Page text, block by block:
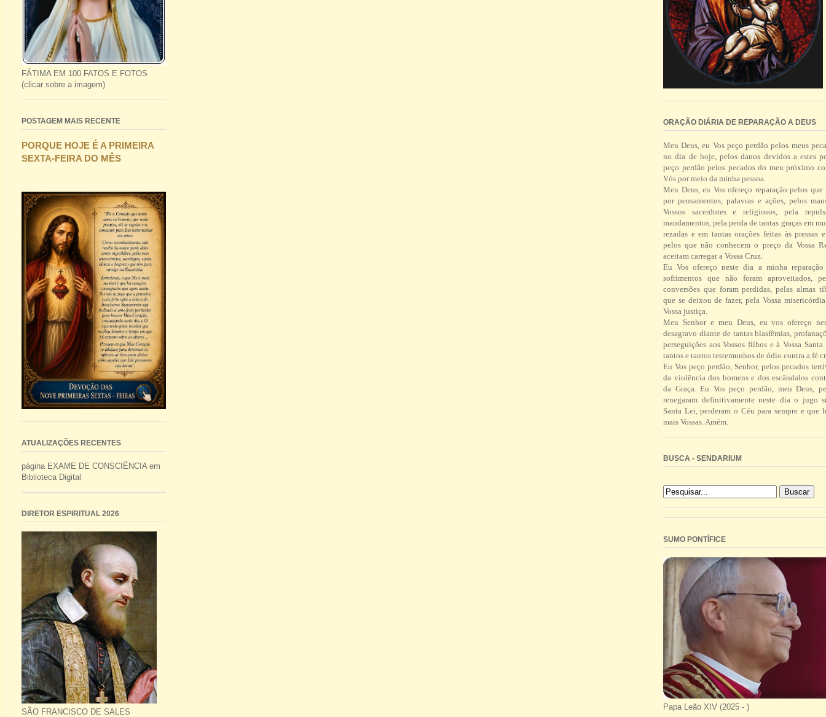
FÁTIMA EM 100 FATOS E FOTOS
(clicar sobre a imagem)
POSTAGEM MAIS RECENTE
PORQUE HOJE É A PRIMEIRA
SEXTA-FEIRA DO MÊS
ATUALIZAÇÕES RECENTES
página EXAME DE CONSCIÊNCIA em
Biblioteca Digital
DIRETOR ESPIRITUAL 2026
SÃO FRANCISCO DE SALES
ORAÇÃO DIÁRIA DE REPARAÇÃO A DEUS
Meu Deus, eu Vos peço perdão pelos meus
no dia de hoje, pelos danos devidos a estes
peço perdão pelos pecados do meu próximo
Vós por meio da minha pessoa.
Meu Deus, eu Vos ofereço reparação pelos que
por pensamentos, palavras e ações, pelos
Vossos sacerdotes e religiosos, pela
mandamentos, pela perda de tantas graças em
rezadas e em tantas orações feitas às pressas
pelos que não conhecem o preço da Vossa
aceitam carregar a Vossa Cruz.
Eu Vos ofereço neste dia a minha
sofrimentos que não foram aproveitados,
conversões que foram perdidas, pelas almas
que se deixou de fazer, pela Vossa
Vossa justiça.
Meu Senhor e meu Deus, eu vos ofereço
desagravo diante de tantas blasfêmias,
perseguições aos Vossos filhos e à Vossa
tantos e tantos testemunhos de ódio contra a fé
Eu Vos peço perdão, Senhor, pelos pecados
da violência dos homens e dos escândalos
da Graça. Eu Vos peço perdão, meu Deus,
renegaram definitivamente neste dia o jugo
Santa Lei, perderam o Céu para sempre e que
mais Vossas. Amém.
BUSCA - SENDARIUM
SUMO PONTÍFICE
Papa Leão XIV (2025 - )